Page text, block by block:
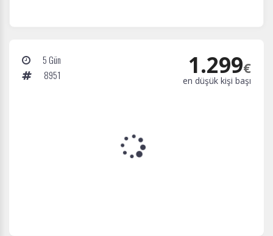
5 Gün
8951
1.299€
en düşük kişi başı